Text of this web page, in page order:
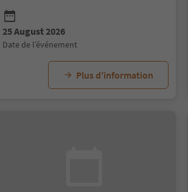
25 August 2026
date de l’événement
Plus d’information